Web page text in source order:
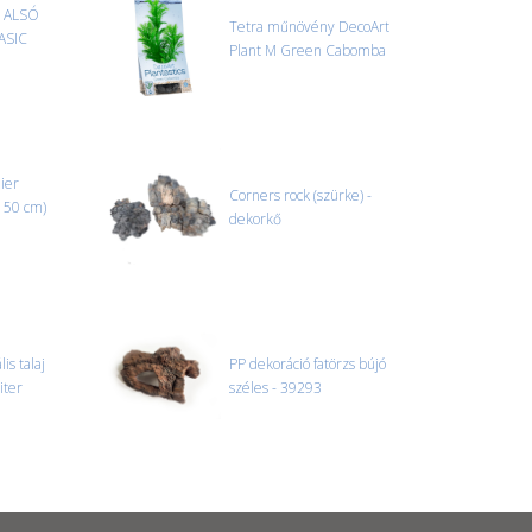
Tetra műnövény DecoArt
Plant M Green Cabomba
cm)
Corners rock (szürke) -
dekorkő
talaj
PP dekoráció fatörzs bújó
széles - 39293